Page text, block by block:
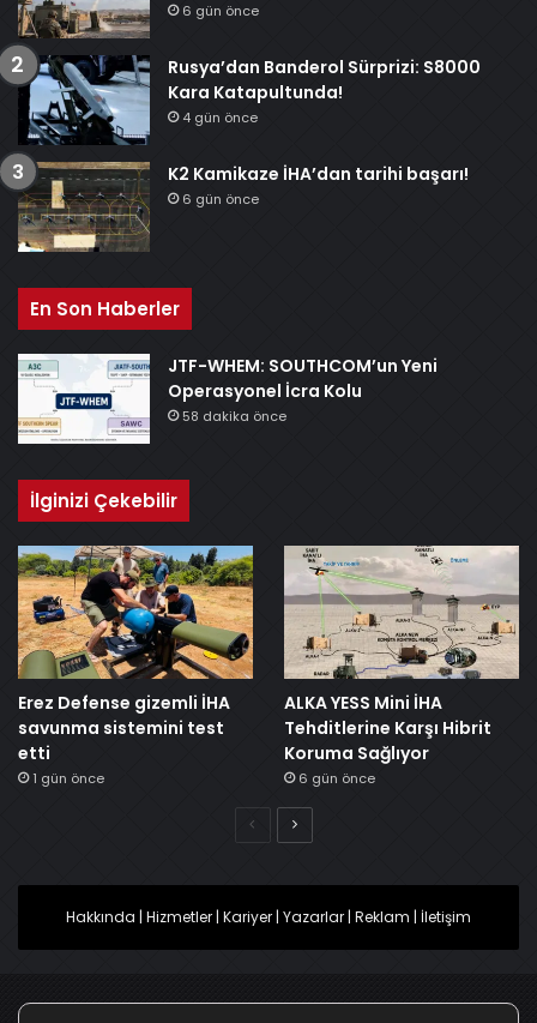
6 gün önce
Rusya’dan Banderol Sürprizi: S8000
Kara Katapultunda!
4 gün önce
K2 Kamikaze İHA’dan tarihi başarı!
6 gün önce
En Son Haberler
JTF-WHEM: SOUTHCOM’un Yeni
Operasyonel İcra Kolu
58 dakika önce
İlginizi Çekebilir
Erez Defense gizemli İHA
savunma sistemini test
etti
1 gün önce
ALKA YESS Mini İHA
Tehditlerine Karşı Hibrit
Koruma Sağlıyor
6 gün önce
ÖncekiSonraki
Hakkında | Hizmetler | Kariyer | Yazarlar | Reklam | İletişim